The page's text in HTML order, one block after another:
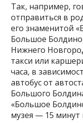
Так, например,
отправиться в
его знаменитой
Большое
Нижнего
такси или
часа, в
автобус от
Большого
«Большое
музея — 15